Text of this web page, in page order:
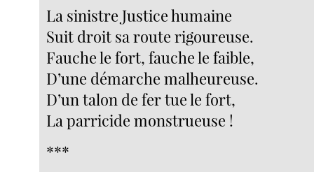
La sinistre Justice humaine
Suit droit sa route rigoureuse.
Fauche le fort, fauche le faible,
D’une démarche malheureuse.
D’un talon de fer tue le fort,
La parricide monstrueuse !
***